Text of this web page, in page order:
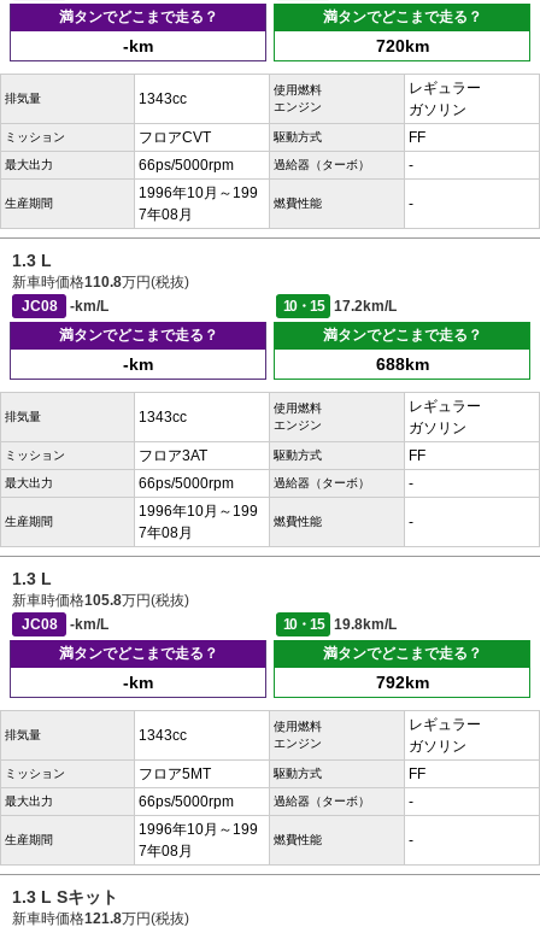
満タンでどこまで走る？
-km
満タンでどこまで走る？
720km
排気量 1343cc
使用燃料
エンジン
レギュラー
ガソリン
ミッション フロアCVT 駆動方式 FF
最大出力 66ps/5000rpm 過給器（ターボ） -
生産期間
1996年10月～199
7年08月
燃費性能 -
1.3 L
新車時価格110.8万円(税抜)
JC08
-km/L 10・15
17.2km/L
満タンでどこまで走る？
-km
満タンでどこまで走る？
688km
排気量 1343cc
使用燃料
エンジン
レギュラー
ガソリン
ミッション フロア3AT 駆動方式 FF
最大出力 66ps/5000rpm 過給器（ターボ） -
生産期間
1996年10月～199
7年08月
燃費性能 -
1.3 L
新車時価格105.8万円(税抜)
JC08
-km/L 10・15
19.8km/L
満タンでどこまで走る？
-km
満タンでどこまで走る？
792km
排気量 1343cc
使用燃料
エンジン
レギュラー
ガソリン
ミッション フロア5MT 駆動方式 FF
最大出力 66ps/5000rpm 過給器（ターボ） -
生産期間
1996年10月～199
7年08月
燃費性能 -
1.3 L Sキット
新車時価格121.8万円(税抜)